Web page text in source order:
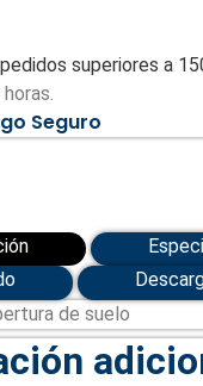
superiores a
Seguro
de suelo